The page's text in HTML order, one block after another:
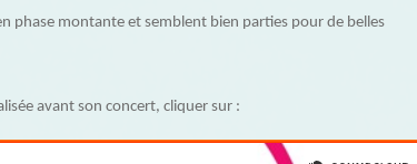
phase montante et semblent bien parties pour de belles
avant son concert, cliquer sur :